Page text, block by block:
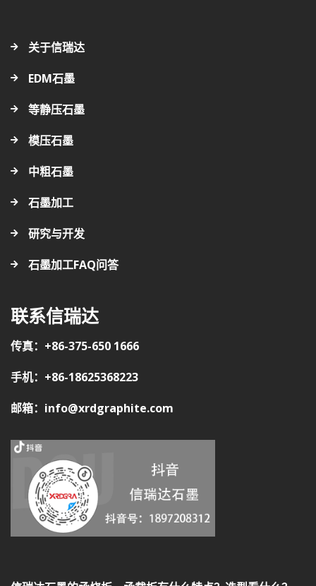
关于信瑞达
EDM石墨
等静压石墨
模压石墨
中粗石墨
石墨加工
研究与开发
石墨加工FAQ问答
联系信瑞达
传真：+86-375-650 1666
手机：+86-18625368223
邮箱：info@xrdgraphite.com